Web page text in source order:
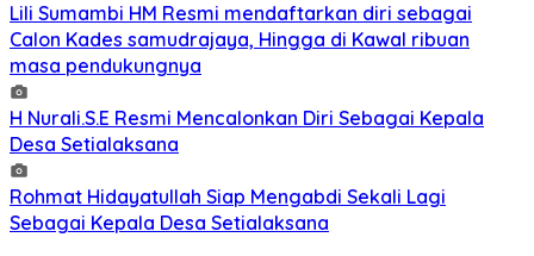
Lili Sumambi HM Resmi mendaftarkan diri sebagai
Calon Kades samudrajaya, Hingga di Kawal ribuan
masa pendukungnya
H Nurali.S.E Resmi Mencalonkan Diri Sebagai Kepala
Desa Setialaksana
Rohmat Hidayatullah Siap Mengabdi Sekali Lagi
Sebagai Kepala Desa Setialaksana